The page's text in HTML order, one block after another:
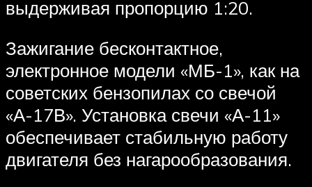
выдерживая пропорцию 1:20.
Зажигание бесконтактное,
электронное модели «МБ-1», как на
советских бензопилах со свечой
«А-17В». Установка свечи «А-11»
обеспечивает стабильную работу
двигателя без нагарообразования.